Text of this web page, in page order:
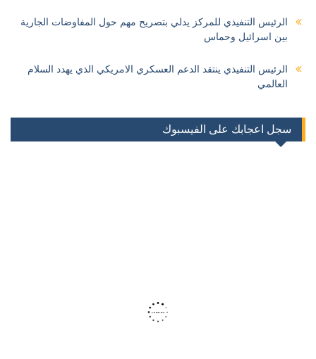
الرئيس التنفيذي للمركز يدلي بتصريح مهم حول المفاوضات الجارية
بين اسرائيل وحماس
الرئيس التنفيذي ينتقد الدعم العسكري الامريكي الذي يهدد السلام
العالمي
سجل اعجابك على الفيسبوك